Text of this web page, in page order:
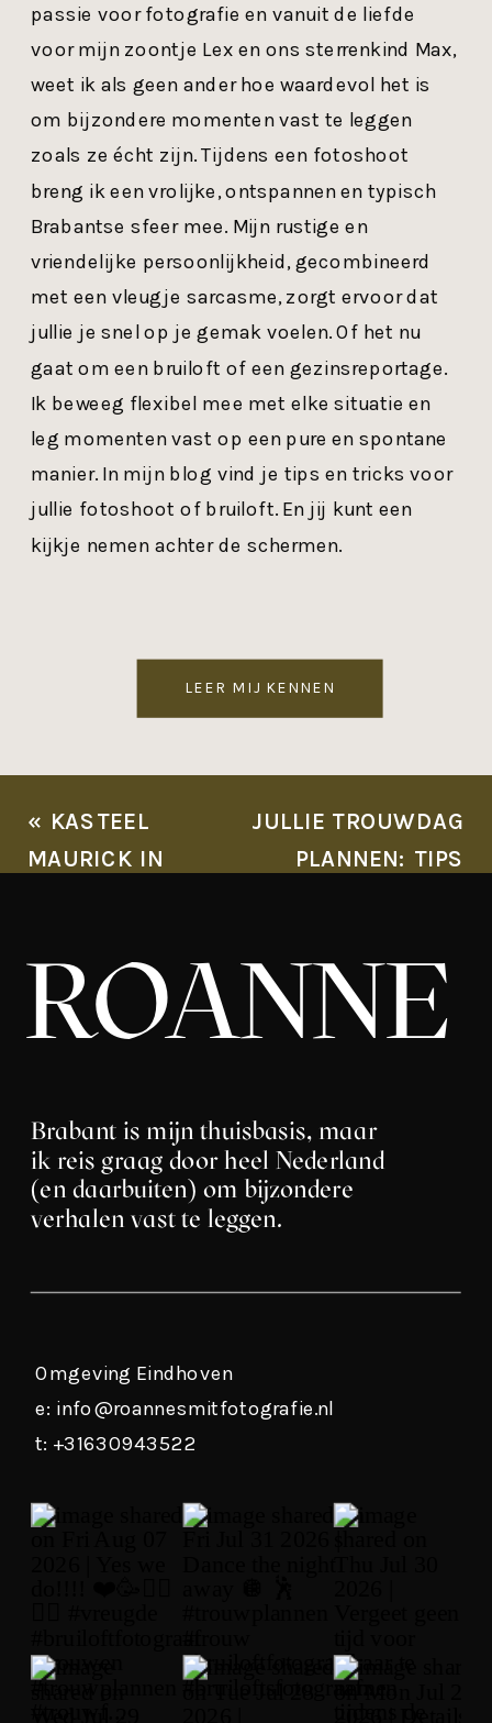
passie voor fotografie en vanuit de liefde
voor mijn zoontje Lex en ons sterrenkind Max,
weet ik als geen ander hoe waardevol het is
om bijzondere momenten vast te leggen
zoals ze écht zijn. Tijdens een fotoshoot
breng ik een vrolijke, ontspannen en typisch
Brabantse sfeer mee. Mijn rustige en
vriendelijke persoonlijkheid, gecombineerd
met een vleugje sarcasme, zorgt ervoor dat
jullie je snel op je gemak voelen. Of het nu
gaat om een bruiloft of een gezinsreportage.
Ik beweeg flexibel mee met elke situatie en
leg momenten vast op een pure en spontane
manier. In mijn blog vind je tips en tricks voor
jullie fotoshoot of bruiloft. En jij kunt een
kijkje nemen achter de schermen.
LEER MIJ KENNEN
JULLIE TROUWDAG
PLANNEN: TIPS
EN STRESSVRIJE
ERVARING
« KASTEEL
MAURICK IN
VOOR
TROUWCEREMONIES
Omgeving Eindhoven
e: info@roannesmitfotografie.nl
t: +31630943522
Brabant is mijn thuisbasis, maar
ik reis graag door heel Nederland
(en daarbuiten) om bijzondere
verhalen vast te leggen.
ROANNE